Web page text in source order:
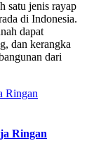
satu jenis rayap
di Indonesia.
dapat
dan kerangka
dari
Ringan